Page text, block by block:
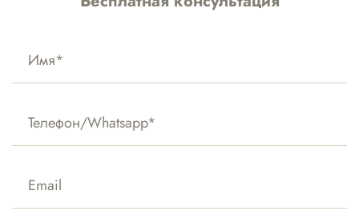
персональных данных, а также подтверждаю и ознакомление и согласие с
Связаться с нами: